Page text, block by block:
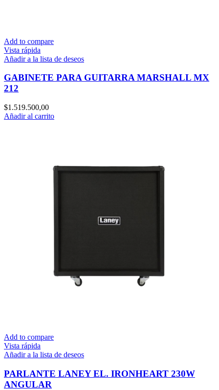
Add to compare
Vista rápida
Añadir a la lista de deseos
GABINETE PARA GUITARRA MARSHALL MX
212
$1.519.500,00
Añadir al carrito
Add to compare
Vista rápida
Añadir a la lista de deseos
PARLANTE LANEY EL. IRONHEART 230W
ANGULAR